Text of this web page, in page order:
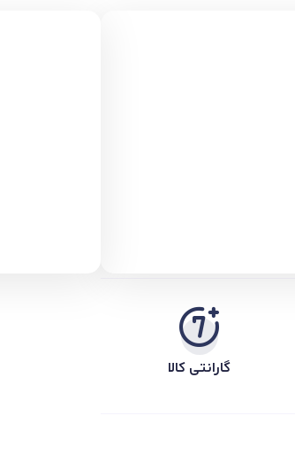
گارانتی کالا